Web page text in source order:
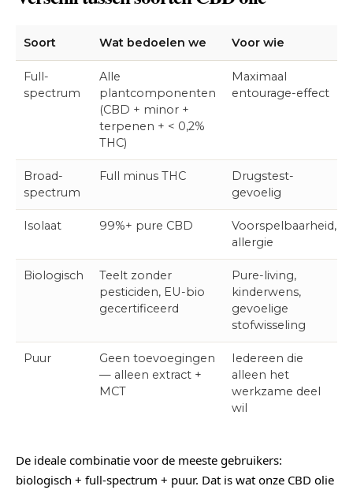
Soort Wat bedoelen we Voor wie
Full-
spectrum
Alle
plantcomponenten
(CBD + minor +
terpenen + < 0,2%
THC)
Maximaal
entourage-effect
Broad-
spectrum
Full minus THC
Drugstest-
gevoelig
Isolaat 99%+ pure CBD
Voorspelbaarheid,
allergie
Biologisch
Teelt zonder
pesticiden, EU-bio
gecertificeerd
Pure-living,
kinderwens,
gevoelige
stofwisseling
Puur
Geen toevoegingen
— alleen extract +
MCT
Iedereen die
alleen het
werkzame deel
wil
De ideale combinatie voor de meeste gebruikers:
biologisch + full-spectrum + puur. Dat is wat onze CBD olie